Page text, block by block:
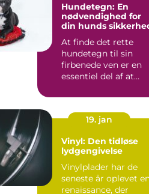
Hundetegn: En
nødvendighed for
din hunds
At finde det rette
hundetegn til sin
firbenede ven er en
essentiel del af at
19. jan
Vinyl: Den tidløse
lydgengivelse
Vinylplader har de
seneste år oplevet
renaissance, der